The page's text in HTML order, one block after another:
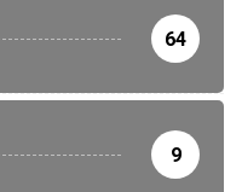
64
9